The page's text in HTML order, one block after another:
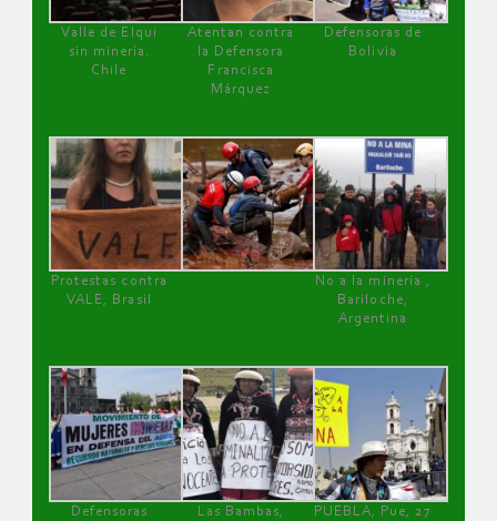
Valle de Elqui
sin minería.
Chile
Atentan contra
la Defensora
Francisca
Márquez
Defensoras de
Bolivia
Protestas contra
VALE, Brasil
No a la minería ,
Bariloche,
Argentina
Defensoras
Las Bambas,
PUEBLA, Pue, 27